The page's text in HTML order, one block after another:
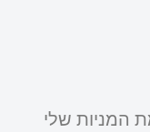
המניות שלי